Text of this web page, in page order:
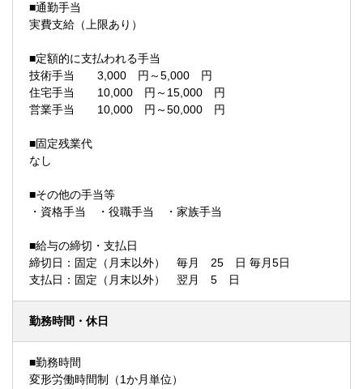
■通勤手当
実費支給（上限あり）
■定額的に支払われる手当
技術手当 3,000 円～5,000 円
住宅手当 10,000 円～15,000 円
営業手当 10,000 円～50,000 円
■固定残業代
なし
■その他の手当等
・資格手当 ・役職手当 ・家族手当
■給与の締切・支払日
締切日：固定（月末以外） 毎月 25 日 毎月5日
支払日：固定（月末以外） 翌月 5 日
勤務時間・休日
■勤務時間
変形労働時間制（1か月単位）